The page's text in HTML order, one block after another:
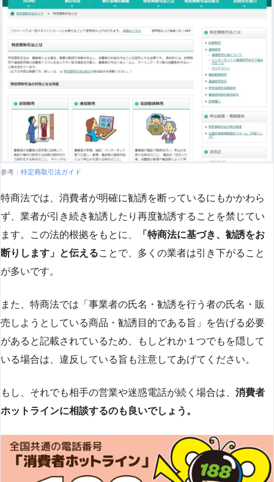
参考： 特定商取引法ガイド
特商法では、消費者が明確に勧誘を断っているにもかかわら
ず、業者が引き続き勧誘したり再度勧誘することを禁じてい
ます。この法的根拠をもとに、
「特商法に基づき、勧誘をお
断りします」と伝えることで、多くの業者は引き下がること
が多いです​​。
また、特商法では「事業者の氏名・勧誘を行う者の氏名・販
売しようとしている商品・勧誘目的である旨」を告げる必要
があると記載されているため、もしどれか１つでもを隠して
いる場合は、違反している旨も注意してあげてください。
もし、それでも相手の営業や迷惑電話が続く場合は、 消費者
ホットラインに相談するのも良いでしょう。